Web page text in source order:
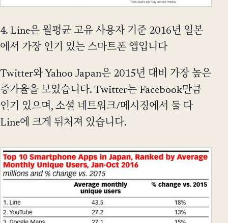
4. Line은 월평균 고유 사용자 기준 2016년 일본
에서 가장 인기 있는 스마트폰 앱입니다
Twitter와 Yahoo Japan은 2015년 대비 가장 높은
증가율을 보였습니다. Twitter는 Facebook만큼
인기 있으며, 소셜 네트워크/메시징에서 둘 다
Line에 크게 뒤처져 있습니다.